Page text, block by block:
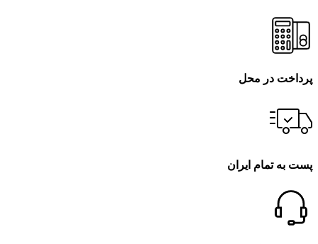
پرداخت در محل
پست به تمام ایران